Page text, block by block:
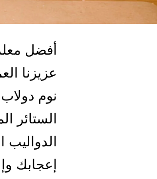
أفضل
عزيزنا
نوم
الستائر
إعجابك